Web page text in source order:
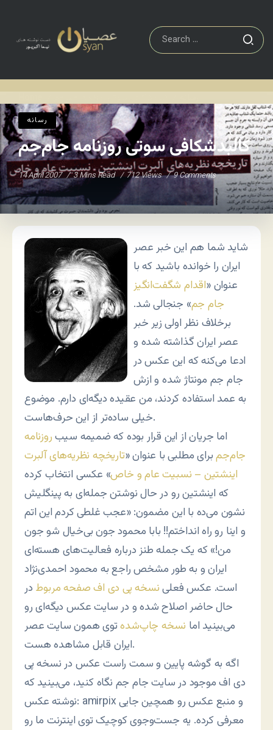
رسانه
کالبدشکافی سوتی روزنامه جام‌جم
14 April 2007 3 Mins Read 712 Views 9 Comments
شاید شما هم این خبر عصر
ایران را خوانده باشید که با
عنوان «اقدام شگفت‌انگیز
جام جم» جنجالی شد.
برخلاف نظر اولی زیر خبر
عصر ایران گذاشته شده و
ادعا می‌کنه که این عکس در
جام جم مونتاژ شده و ازش
به عمد استفاده کردند، من عقیده دیگه‌ای دارم. موضوع
خیلی ساده‌تر از این حرف‌هاست.
اما جریان از این قرار بوده که ضمیمه سیبروزنامه
جام‌جمبرای مطلبی با عنوان «تاریخچه نظریه‌های آلبرت
اینشتین – نسبیت عام و خاص» عکسی انتخاب کرده
که اینشتین رو در حال نوشتن جمله‌ای به پینگلیش
نشون می‌ده با این مضمون: «عجب غلطی کردم این اتم
و اینا رو راه انداختم!! بابا محمود جون بی‌خیال شو جون
من!» که یک جمله طنز درباره فعالیت‌های هسته‌ای
ایران و به طور مشخص راجع به محمود احمدی‌نژاد
است. عکس فعلینسخه پی دی اف صفحه مربوط در
حال حاضر اصلاح شده و در سایت عکس دیگه‌ای رو
می‌بینید اما نسخه چاپ‌شدهتوی همون سایت عصر
ایران قابل مشاهده هست.
اگه به گوشه پایین و سمت راست عکس در نسخه پی
دی اف موجود در سایت جام جم نگاه کنید، می‌بینید که
نوشته عکس: amirpix و منبع عکس رو همچین جایی
معرفی کرده. یه جست‌وجوی کوچیک توی اینترنت ما رو